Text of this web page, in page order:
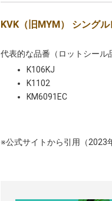
KVK（旧MYM） シング
代表的な品番（ロットシー
K106KJ
K1102
KM6091EC
※公式サイトから引用（2023